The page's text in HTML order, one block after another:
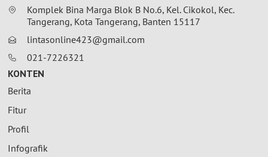
Komplek Bina Marga Blok B No.6, Kel. Cikokol, Kec.
Tangerang, Kota Tangerang, Banten 15117
lintasonline423@gmail.com
021-7226321
KONTEN
Berita
Fitur
Profil
Infografik